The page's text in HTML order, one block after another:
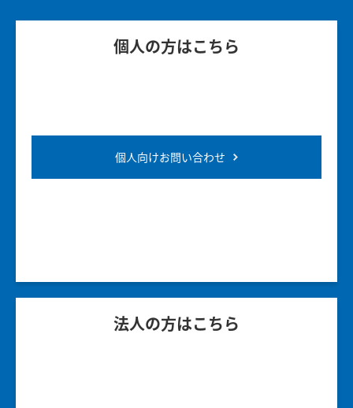
個人の方はこちら
個人向けお問い合わせ
法人の方はこちら